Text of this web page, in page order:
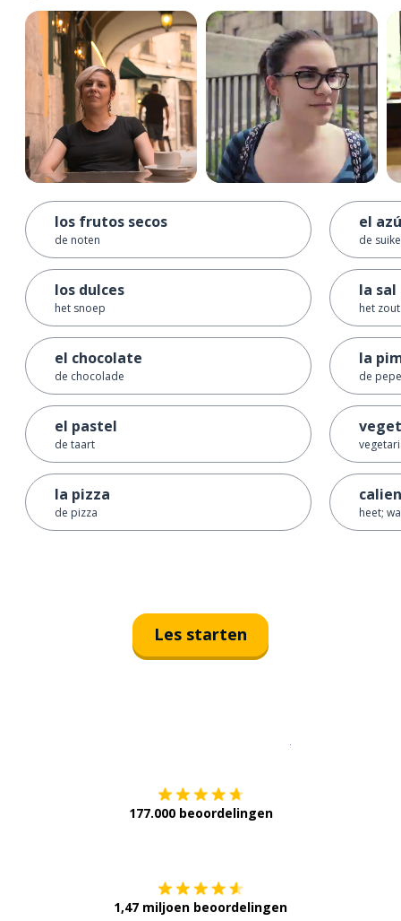
los frutos secos
de noten
los dulces
het snoep
el chocolate
de chocolade
el pastel
de taart
la pizza
de pizza
el
de
la sal
het zout
la
de
heet;
Les starten
177.000 beoordelingen
1,47 miljoen beoordelingen